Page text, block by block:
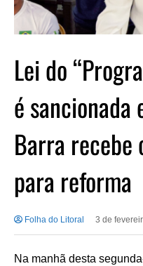
Lei do
é sancionada
Barra recebe
para reforma
Folha do Litoral 3 de
Na manhã desta